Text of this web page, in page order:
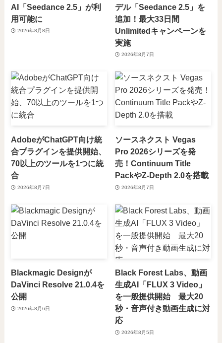
AI「Seedance 2.5」が利
用可能に
2026年8月8日
デル「Seedance 2.5」を
追加！最大33日間
Unlimitedキャンペーンを
実施
2026年8月7日
AdobeがChatGPT向け統
合プラグインを提供開始、
70以上のツールを1つに統
合
2026年8月7日
ソースネクスト Vegas
Pro 2026シリーズを発
売！Continuum Title
PackやZ-Depth 2.0を搭載
2026年8月7日
Blackmagic Designが
DaVinci Resolve 21.0.4を
公開
2026年8月6日
Black Forest Labs、動画
生成AI「FLUX 3 Video」
を一般提供開始 最大20
秒・音声付き動画生成に対
応
2026年8月5日